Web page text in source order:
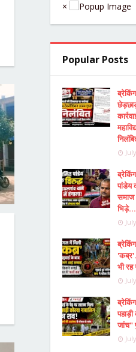
×
Popular Posts
पांडेय
समाज
भी
जांच"